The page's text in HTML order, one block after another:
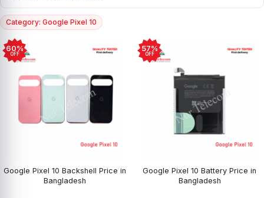
Category: Google Pixel 10
60%
OFF
Google Pixel 10 Backshell Price in
Bangladesh
57%
OFF
Google Pixel 10 Battery Price in
Bangladesh